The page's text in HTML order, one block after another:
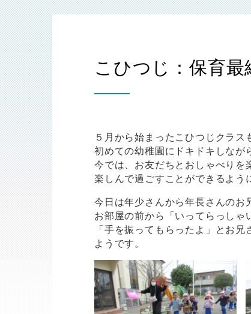
こひつじ：保育最
５月から始まったこひつじクラス
初めての幼稚園にドキドキしなが
今では、お友だちとおしゃべりを
楽しんで過ごすことができるよう
今日は年少さんから年長さんのお
お部屋の前から「いってらっしゃ
「手を振ってもらったよ」とお
ようです。